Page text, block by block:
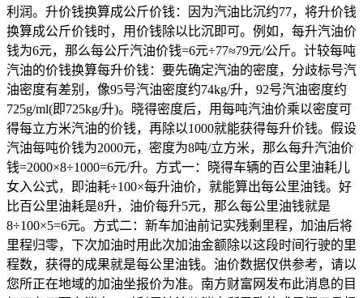
利润。升价钱换算成公斤价钱：因为汽油比沉约77，将升价钱
换算成公斤价钱时，用价钱除以比沉即可。例如，每升汽油价
钱为6元，那么每公斤汽油价钱=6元÷77≈79元/公斤。计较每吨
汽油的价钱换算每升价钱：要先确定汽油的密度，分歧标号汽
油密度有差别，像95号汽油密度约74kg/升，92号汽油密度约
725g/ml(即725kg/升)。晓得密度后，用每吨汽油价乘以密度可
得每立方米汽油的价钱，再除以1000就能获得每升价钱。假设
汽油每吨价钱为2000元，密度为8吨/立方米，那么每升汽油价
钱=2000×8÷1000=6元/升。方式一：晓得车辆的百公里油耗儿
女入公式，即油耗÷100×每升油价，就能算出每公里油钱。好
比百公里油耗是8升，油价每升5元，那么每公里油钱就是
8÷100×5=6元。方式二：新车加油前记实残剩里程，加油后将
里程归零，下次加油时用此次加油金额除以这段时间行驶的里
程数，获得的成果就是每公里油钱。油价数据仅供参考，请以
您所正在地域的加油坐报价为准。南方财富网发布此消息的目